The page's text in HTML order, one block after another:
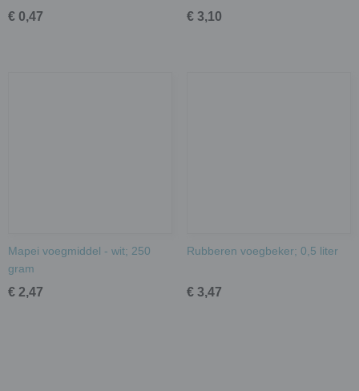
€ 0,47 € 3,10
Mapei voegmiddel - wit; 250
gram
€ 2,47
Rubberen voegbeker; 0,5 liter
€ 3,47